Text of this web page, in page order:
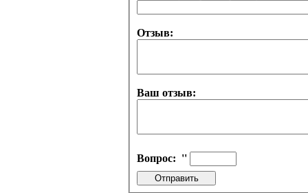
Отзыв:
Ваш отзыв:
Вопрос: ''